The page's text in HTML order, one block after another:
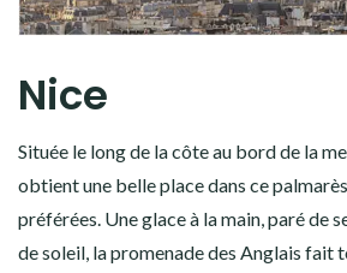
Nice
Située le long de la côte au bord de la
obtient une belle place dans ce
préférées. Une glace à la main, paré de
de soleil, la promenade des Anglais fait